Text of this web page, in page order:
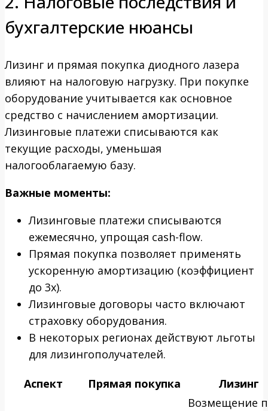
бухгалтерские нюансы
Лизинг и прямая покупка диодного лазера
влияют на налоговую нагрузку. При покупке
оборудование учитывается как основное
средство с начислением амортизации.
Лизинговые платежи списываются как
текущие расходы, уменьшая
налогооблагаемую базу.
Важные моменты:
Лизинговые платежи списываются
ежемесячно, упрощая cash-flow.
Прямая покупка позволяет применять
ускоренную амортизацию (коэффициент
до 3х).
Лизинговые договоры часто включают
страховку оборудования.
В некоторых регионах действуют льготы
для лизингополучателей.
Аспект Прямая покупка Лизинг
Возмещение